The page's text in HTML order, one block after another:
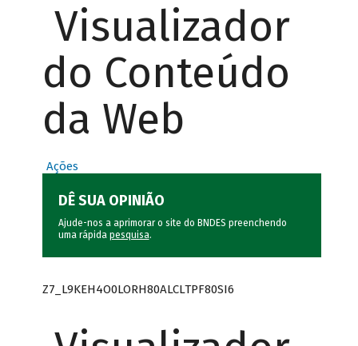
Visualizador
do Conteúdo
da Web
Ações
DÊ SUA OPINIÃO
Ajude-nos a aprimorar o site do BNDES preenchendo
uma rápida pesquisa.
Z7_L9KEH4O0LORH80ALCLTPF80SI6